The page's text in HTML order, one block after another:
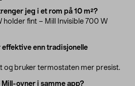
jeg i et rom på 10 m²?
fint – Mill Invisible 700 W
effektive enn tradisjonelle
og bruker termostaten mer presist.
ovner i samme app?